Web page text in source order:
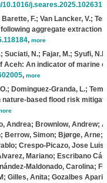
j.seares.2025.102631,
F.; Van Lancker, V.;
aggregate extraction
, more
N.; Fajar, M.; Syufi,
Aceh: An indicator of marine
, more
Dominguez-Granda, L.;
flood risk
Andrea; Brownlow, Andrew;
Berrow, Simon; Bjørge,
Crespo-Picazo, Jose
Mariano; Escribano
Maldonado, Carolina;
Gilles, Anita; Gozalbes